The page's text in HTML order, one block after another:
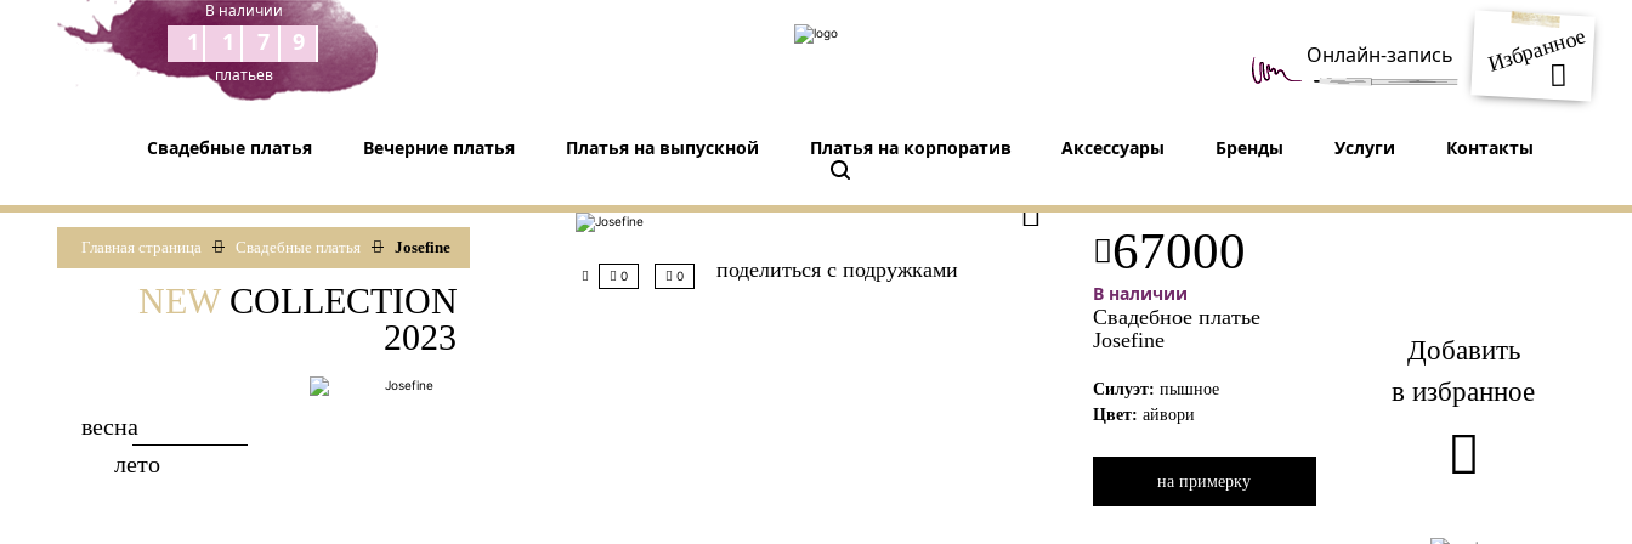
В наличии
1179
платьев Избранное
Онлайн-запись
Свадебные платья Вечерние платья Платья на выпускной Платья на корпоратив Аксессуары Бренды Услуги Контакты
Главная страница Свадебные платья Josefine
NEWCOLLECTION
2023
весна
лето
0 0 поделиться с подружками
Добавить
в избранное
67000
В наличии
Свадебное платье
Josefine
Силуэт:пышное
Цвет:айвори
на примерку